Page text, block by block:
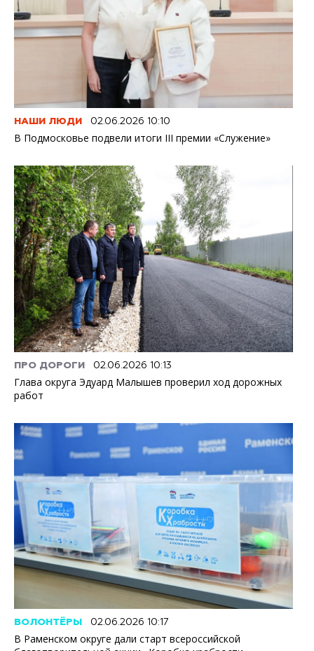
НАШИ ЛЮДИ 02.06.2026 10:10
В Подмосковье подвели итоги III премии «Служение»
ПРО ДОРОГИ 02.06.2026 10:13
Глава округа Эдуард Малышев проверил ход дорожных
работ
ВОЛОНТЁРЫ 02.06.2026 10:17
В Раменском округе дали старт всероссийской